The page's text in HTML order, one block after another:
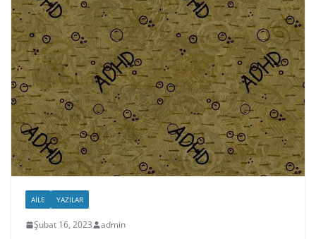
AILE YAZILAR
Şubat 16, 2023 admin